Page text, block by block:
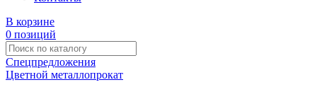
В корзине
0 позиций
Спецпредложения
Цветной металлопрокат